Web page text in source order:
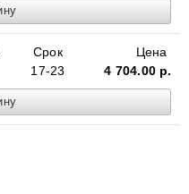
Срок
17-23
Цена
4 704.00 р.